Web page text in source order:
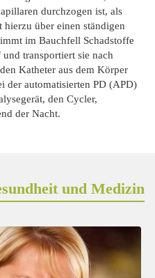
durchzogen ist, als
über einen ständigen
im Bauchfell Schadstoffe
transportiert sie nach
Katheter aus dem Körper
der automatisierten PD (APD)
den Cycler,
der Nacht.
und Medizin